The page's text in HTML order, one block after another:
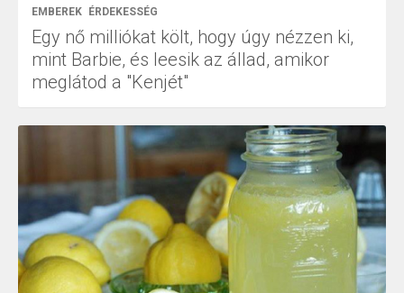
EMBEREK ÉRDEKESSÉG
Egy nő milliókat költ, hogy úgy nézzen ki,
mint Barbie, és leesik az állad, amikor
meglátod a "Kenjét"